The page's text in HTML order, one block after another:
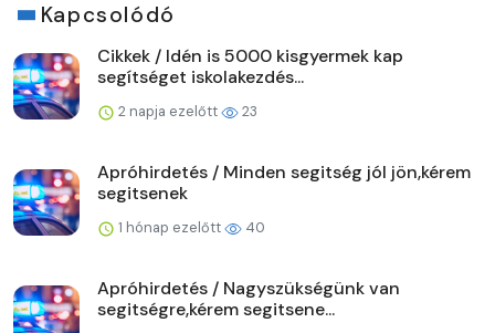
Kapcsolódó
Cikkek / Idén is 5000 kisgyermek kap
segítséget iskolakezdés...
2 napja ezelőtt 23
Apróhirdetés / Minden segitség jól jön,kérem
segitsenek
1 hónap ezelőtt 40
Apróhirdetés / Nagyszükségünk van
segitségre,kérem segitsene...